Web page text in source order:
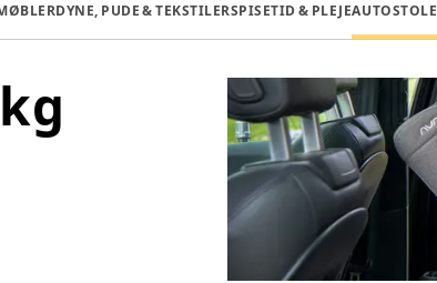
DYNE, PUDE & TEKSTILERSPISETID & PLEJEAUTOSTOLE